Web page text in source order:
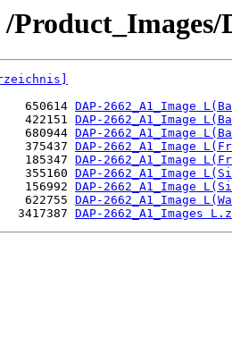
650614 DAP-2662_A1_Image
422151 DAP-2662_A1_Image
680944 DAP-2662_A1_Image
375437 DAP-2662_A1_Image
185347 DAP-2662_A1_Image
355160 DAP-2662_A1_Image
156992 DAP-2662_A1_Image
622755 DAP-2662_A1_Image
3417387 DAP-2662_A1_Images